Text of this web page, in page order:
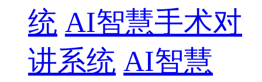
统 AI智慧手术对
讲系统 AI智慧